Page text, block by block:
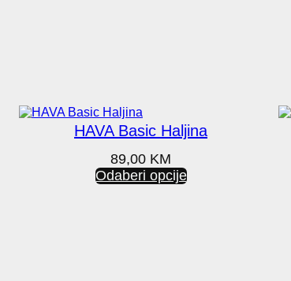
HAVA Basic Haljina
89,00 KM
Odaberi opcije